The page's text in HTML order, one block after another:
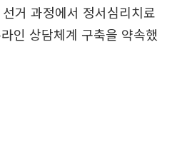
거 과정에서 정서심리치료
인 상담체계 구축을 약속했